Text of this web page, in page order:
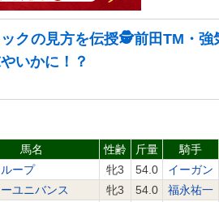
クの見方を伝授🕵前田TM・強
いかに！？
馬名 性齢 斤量 騎手
ープ 牝3 54.0 イーガン
ユニバンス 牝3 54.0 福永祐一